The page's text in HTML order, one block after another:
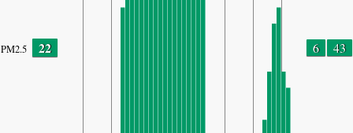
PM2.5 22 6 43